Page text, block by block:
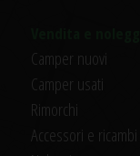
Camper nuovi
Camper usati
Rimorchi
Accessori e ricambi